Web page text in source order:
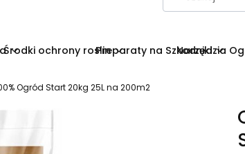
Środki ochrony roslinPreparaty na Szkodniki
Narzędzia
Ogród Start 20kg 25L na 200m2